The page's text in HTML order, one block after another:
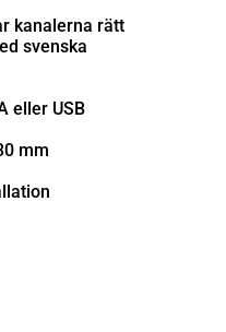
kanalerna rätt
svenska
eller USB
mm